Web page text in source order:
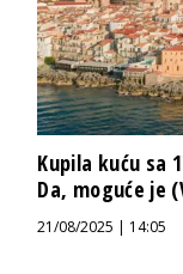
Kupila kuću sa
Da, moguće je
21/08/2025 | 14:05